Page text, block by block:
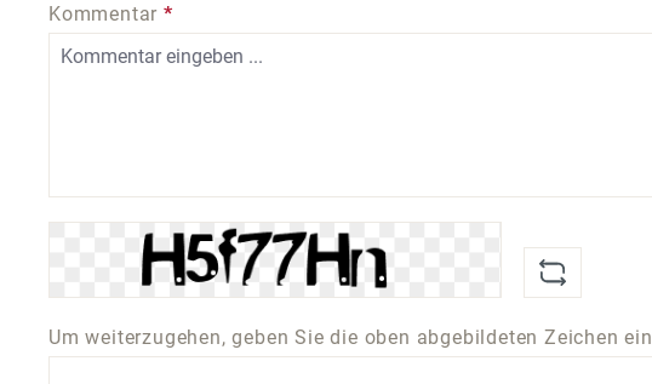
Kommentar *
Um weiterzugehen, geben Sie die oben abgebildeten Zeichen ein